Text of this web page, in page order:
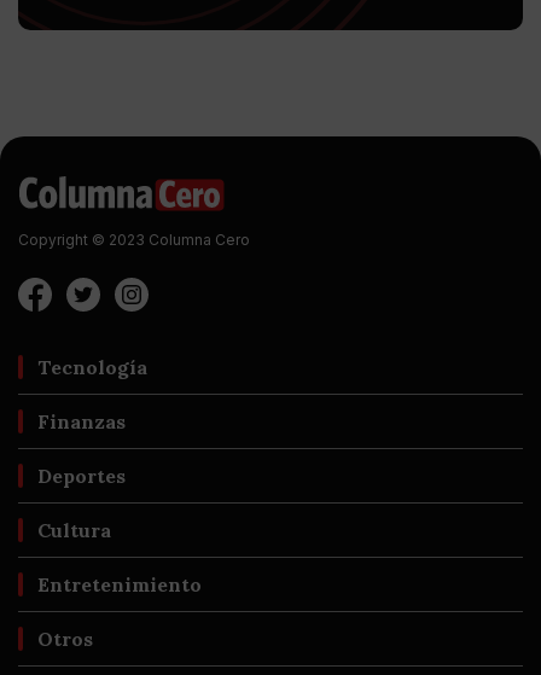
Copyright © 2023 Columna Cero
Tecnología
Finanzas
Deportes
Cultura
Entretenimiento
Otros